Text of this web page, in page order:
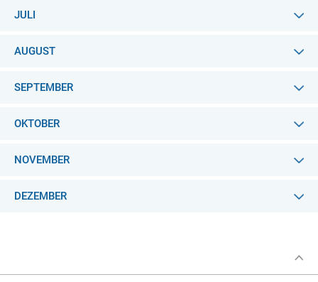
JULI
AUGUST
SEPTEMBER
OKTOBER
NOVEMBER
DEZEMBER